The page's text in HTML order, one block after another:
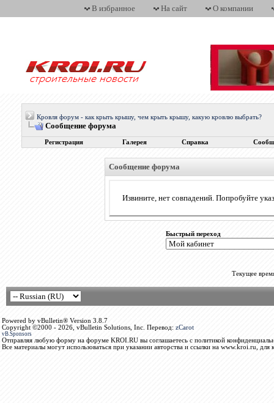
В избранное На сайт О компании
Кровля форум - как крыть крышу, чем крыть крышу, какую кровлю выбрать?
Сообщение форума
Регистрация Галерея Справка
Сообщение форума
Извините, нет совпадений. Попробуйте
Быстрый переход
Текущее
Powered by vBulletin® Version 3.8.7
Copyright ©2000 - 2026, vBulletin Solutions, Inc. Перевод: zCarot
vB.Sponsors
Отправляя любую форму на форуме KROI.RU вы соглашаетесь с политикой
Все материалы могут использоваться при указании авторства и ссылки на www.kroi.ru, для